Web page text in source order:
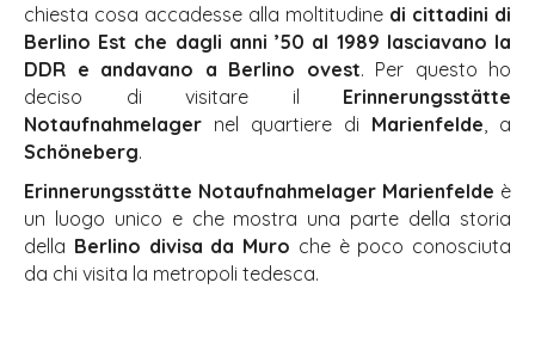
chiesta cosa accadesse alla moltitudine di cittadini di
Berlino Est che dagli anni ’50 al 1989 lasciavano la
DDR e andavano a Berlino ovest. Per questo ho
deciso di visitare il Erinnerungsstätte
Notaufnahmelager nel quartiere di Marienfelde, a
Schöneberg.
Erinnerungsstätte Notaufnahmelager Marienfelde è
un luogo unico e che mostra una parte della storia
della Berlino divisa da Muro che è poco conosciuta
da chi visita la metropoli tedesca.